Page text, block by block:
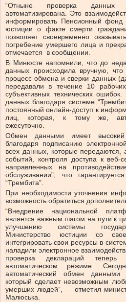
“Отныне проверка
автоматизирована. Это
информировать Пенсионный фонд
юстиции о факте смерти
позволяет своевременно
погребение умершего лица и
отмечается в сообщении.
В Минюсте напомнили, что до
данных происходила вручную, что
процесс обмена и сверки данных
передавали в течение 10
субъективных технических
данных благодаря системе
постоянный онлайн-доступ к
лиц, которая, к тому же,
ежесуточно.
Обмен данными имеет высокий
благодаря подписанию
всех данных, которые передаются,
событий, контроля доступа к
направленных на
обслуживании”, что
“Трембита”.
При необходимости уточнения
возможность обратиться
“Внедрение национальной
является важным шагом на пути к
улучшению системы
Министерство юстиции со
интегрировать свои ресурсы в
наладили электронное
проверка деклараций
автоматическом режиме.
автоматический обмен
который сделает невозможным
умерших людей”, — отметил
Малюська.